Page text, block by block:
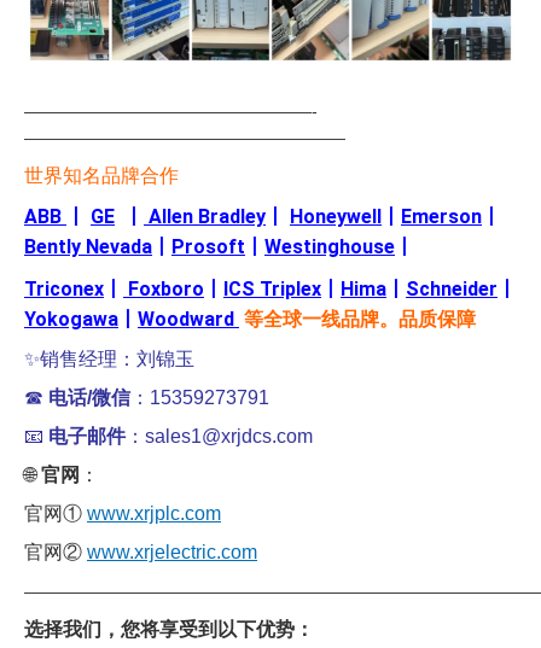
—————————————————-
———————————————————
世界知名品牌合作
ABB GE Allen Bradley Honeywell Emerson
Bently Nevada
Prosoft Westinghouse
Triconex
Foxboro ICS Triplex Hima Schneider
Yokogawa
Woodward 等全球一线品牌。品质保障
✨销售经理：刘锦玉
☎ 电话/微信：15359273791
📧 电子邮件：sales1@xrjdcs.com
🌐官网 ：
官网① www.xrjplc.com
官网② www.xrjelectric.com
选择我们，您将享受到以下优势：